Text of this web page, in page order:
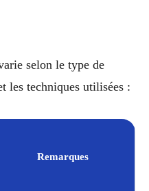
selon le type de
les techniques utilisées :
Remarques